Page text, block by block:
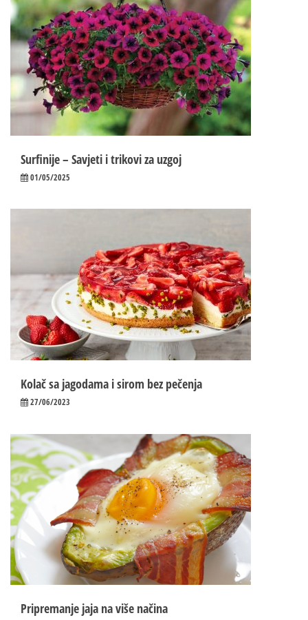
Surfinije – Savjeti i trikovi za uzgoj
01/05/2025
Kolač sa jagodama i sirom bez pečenja
27/06/2023
Pripremanje jaja na više načina